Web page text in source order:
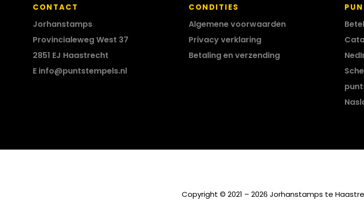
CONTACT
Jorhanstamps
Provincialeweg West 37
2851 EJ Haastrecht
E info@puntstempels.nl
CONDITIES
Algemene voorwaarden
Privacy verklaring
Betaling en verzending
Copyright © 2021 – 2026 Jorhanstamps te